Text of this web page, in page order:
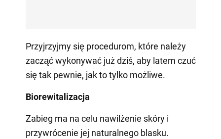
Przyjrzyjmy się procedurom, które należy
zacząć wykonywać już dziś, aby latem czuć
się tak pewnie, jak to tylko możliwe.
Biorewitalizacja
Zabieg ma na celu nawilżenie skóry i
przywrócenie jej naturalnego blasku.